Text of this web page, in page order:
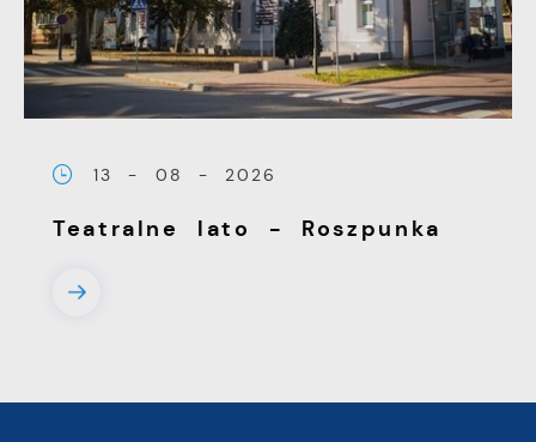
13 - 08 - 2026
Teatralne lato - Roszpunka